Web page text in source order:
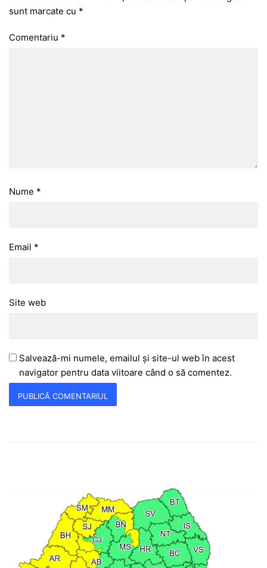
sunt marcate cu *
Comentariu *
Nume *
Email *
Site web
Salvează-mi numele, emailul și site-ul web în acest
navigator pentru data viitoare când o să comentez.